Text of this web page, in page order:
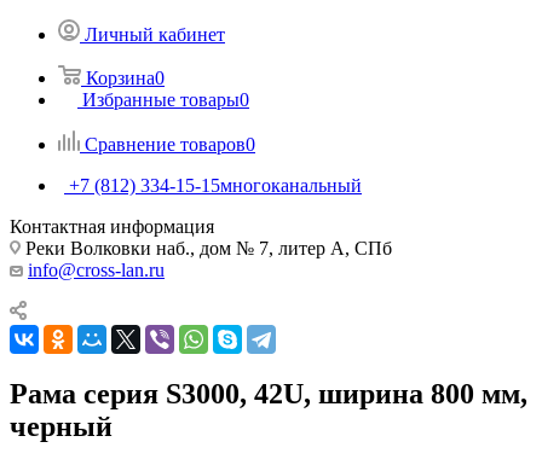
Личный кабинет
Корзина0
Избранные товары0
Сравнение товаров0
+7 (812) 334-15-15многоканальный
Контактная информация
Реки Волковки наб., дом № 7, литер А, СПб
info@cross-lan.ru
Рама серия S3000, 42U, ширина 800 мм,
черный